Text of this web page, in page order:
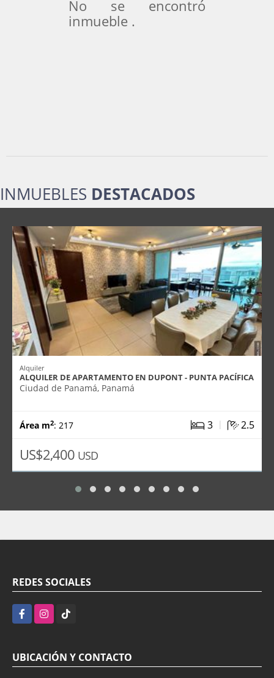
No se encontró
inmueble .
INMUEBLES DESTACADOS
Alquiler
ALQUILER DE APARTAMENTO EN DUPONT - PUNTA PACÍFICA
Ciudad de Panamá, Panamá
Área m2: 217 3 | 2.5
US$2,400 USD
REDES SOCIALES
FacebookInstagramTikTok
UBICACIÓN Y CONTACTO